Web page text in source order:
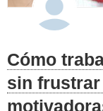
Cómo
sin